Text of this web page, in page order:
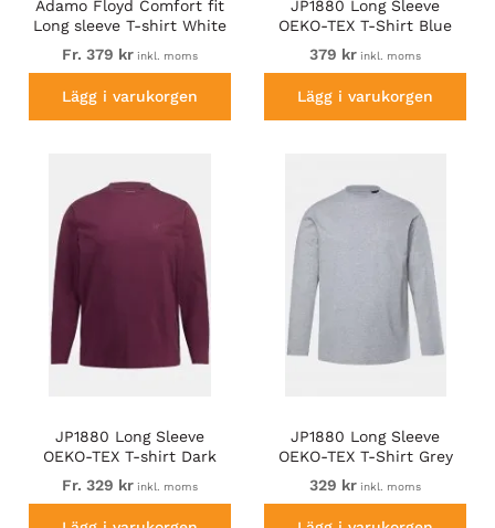
Adamo Floyd Comfort fit
Long sleeve T-shirt White
Fr. 379 krinkl. moms
Lägg i varukorgen
JP1880 Long Sleeve
OEKO-TEX T-Shirt Blue
Denim
379 kr inkl. moms
Lägg i varukorgen
JP1880 Long Sleeve
OEKO-TEX T-shirt Dark
Red
Fr. 329 krinkl. moms
JP1880 Long Sleeve
OEKO-TEX T-Shirt Grey
329 kr inkl. moms